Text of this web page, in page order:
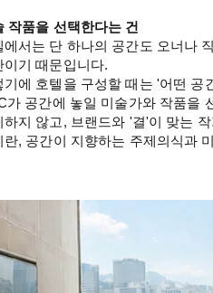
작품을 선택한다는 건
에서는 단 하나의 공간도 오너나
이기 때문입니다.
기에 호텔을 구성할 때는 '어떤
가 공간에 놓일 미술가와 작품을
하지 않고, 브랜드와 '결'이 맞는
란, 공간이 지향하는 주제의식과